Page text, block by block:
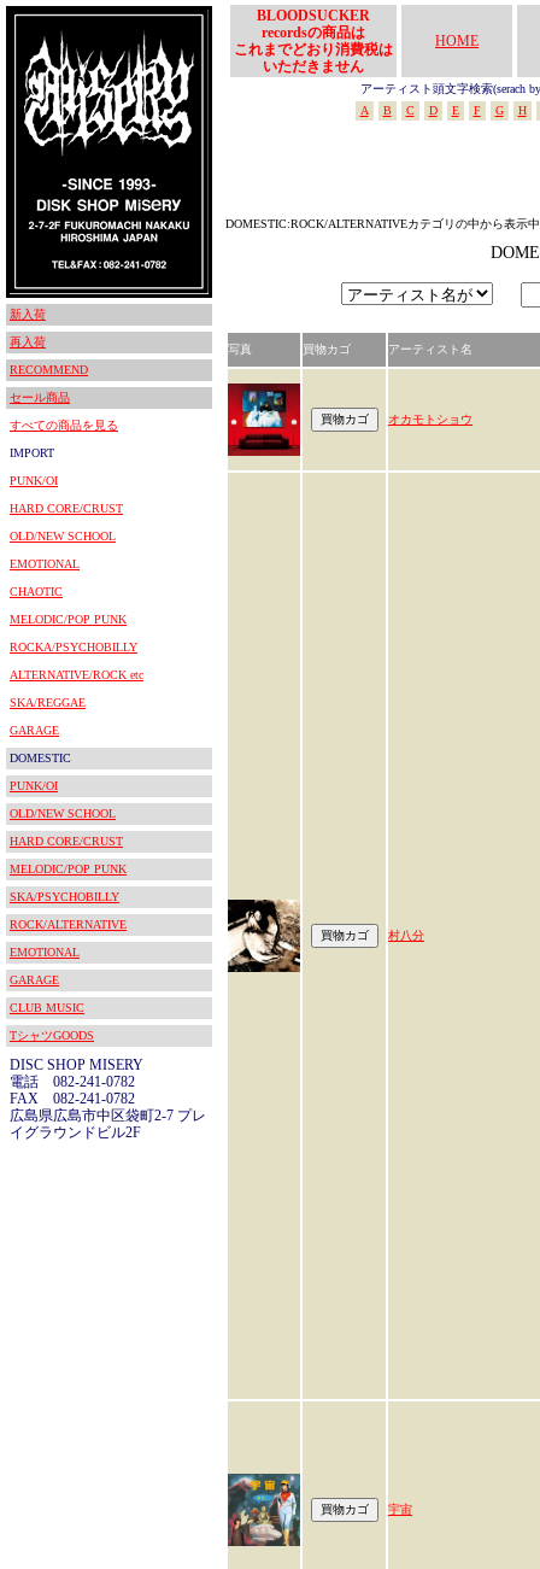
新入荷
再入荷
RECOMMEND
セール商品
すべての商品を見る
IMPORT
PUNK/OI
HARD CORE/CRUST
OLD/NEW SCHOOL
EMOTIONAL
CHAOTIC
MELODIC/POP PUNK
ROCKA/PSYCHOBILLY
ALTERNATIVE/ROCK etc
SKA/REGGAE
GARAGE
DOMESTIC
PUNK/OI
OLD/NEW SCHOOL
HARD CORE/CRUST
MELODIC/POP PUNK
SKA/PSYCHOBILLY
ROCK/ALTERNATIVE
EMOTIONAL
GARAGE
CLUB MUSIC
TシャツGOODS
DISC SHOP MISERY
電話 082-241-0782
FAX 082-241-0782
広島県広島市中区袋町2-7 プレ
イグラウンドビル2F
BLOODSUCKER
recordsの商品は
これまでどおり消費税は
いただきません
HOME
アーティスト頭文字検索(serach
A
B C D E F G H
DOMESTIC:ROCK/ALTERNATIVEカテゴリの中から表示中
写真 買物カゴ アーティスト名
オカモトショウ
村八分
宇宙